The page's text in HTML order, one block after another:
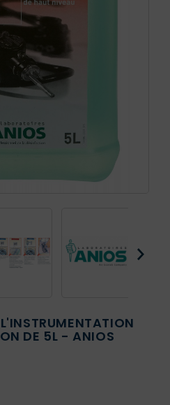
DE 5L - ANIOS